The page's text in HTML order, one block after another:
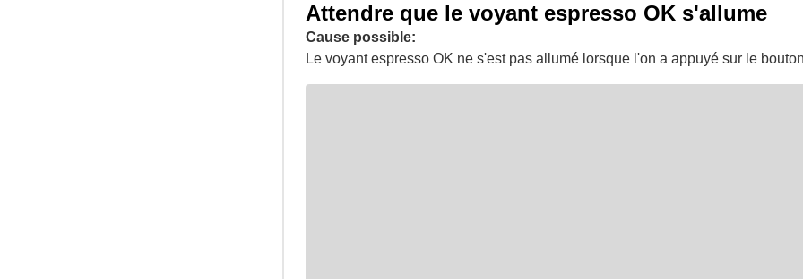
Attendre que le voyant espresso OK s'allume
Cause possible:
Le voyant espresso OK ne s'est pas allumé lorsque l'on a appuyé sur le